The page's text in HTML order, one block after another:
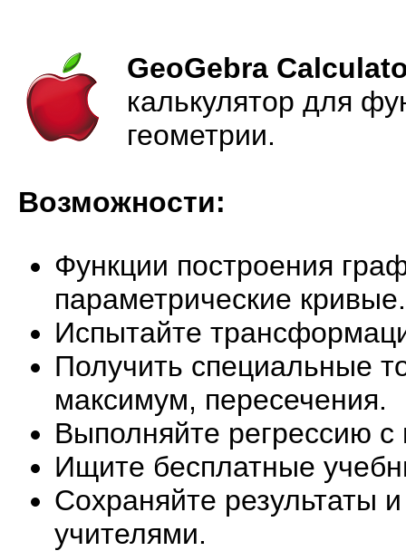
GeoGebra
калькулятор для
геометрии.
Возможности:
Функции построения
параметрические кривые.
Испытайте
Получить специальные
максимум, пересечения.
Выполняйте регрессию
Ищите бесплатные
Сохраняйте результаты
учителями.